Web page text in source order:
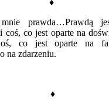
♦
prawda…Prawdą
coś, co jest oparte na
co jest oparte na
na zdarzeniu.
♦